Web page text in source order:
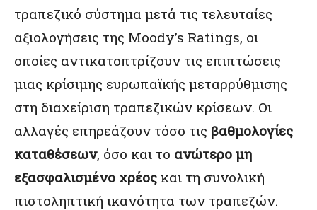
τραπεζικό σύστημα μετά τις τελευταίες
αξιολογήσεις της Moody’s Ratings, οι
οποίες αντικατοπτρίζουν τις επιπτώσεις
μιας κρίσιμης ευρωπαϊκής μεταρρύθμισης
στη διαχείριση τραπεζικών κρίσεων. Οι
αλλαγές επηρεάζουν τόσο τις βαθμολογίες
καταθέσεων, όσο και το ανώτερο μη
εξασφαλισμένο χρέος και τη συνολική
πιστοληπτική ικανότητα των τραπεζών.